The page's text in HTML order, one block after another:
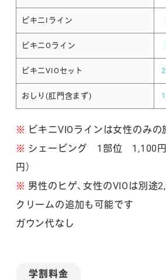
ビキニIライン
ビキニOライン
ビキニVIOセット
おしり(肛門含まず)
※ ビキニVIOラインは女性のみの
※ シェービング 1部位 1,100円
円）
※ 男性のヒゲ、女性のVIOは別途
クリームの追加も可能です
ガウン代なし
学割料金